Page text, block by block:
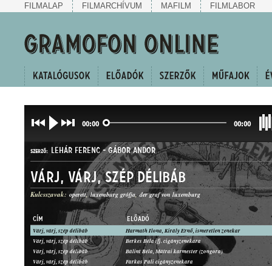
FILMALAP FILMARCHÍVUM MAFILM FILMLABOR
00:00 00:00
SZERZŐ: LEHÁR FERENC-GÁBOR ANDOR
MŰFAJ: DUETT
Várj, várj, szép délibáb
Kulcsszavak: operett luxemburg grófja der graf von luxemburg
CÍM ELŐADÓ
Várj, várj, szép délibáb
Harmath Ilona, Király Ernő, ismeretlen zenekar
Várj, várj, szép délibáb
Berkes Béla ifj. cigányzenekara
Várj, várj, szép délibáb
Bálint Béla, Mátrai karmester (zongora)
Várj, várj, szép délibáb
Farkas Pali cigányzenekara